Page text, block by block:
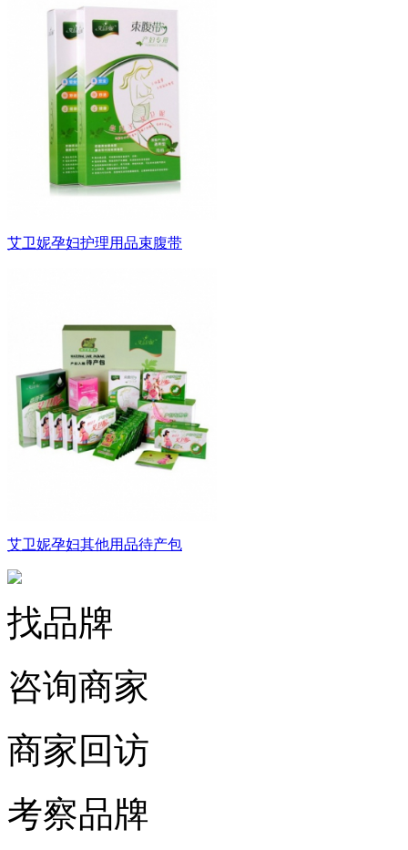
艾卫妮孕妇护理用品束腹带
艾卫妮孕妇其他用品待产包
找品牌
咨询商家
商家回访
考察品牌